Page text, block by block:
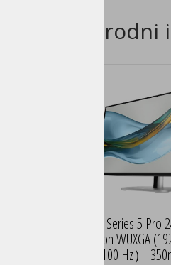
HP Series 5 Pro
524pn WUXGA
100 Hz）